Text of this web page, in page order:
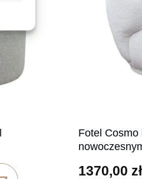
Fotel Cosmo
1370,00 zł